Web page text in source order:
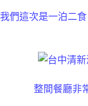
我們這次是一泊二
整間餐廳非